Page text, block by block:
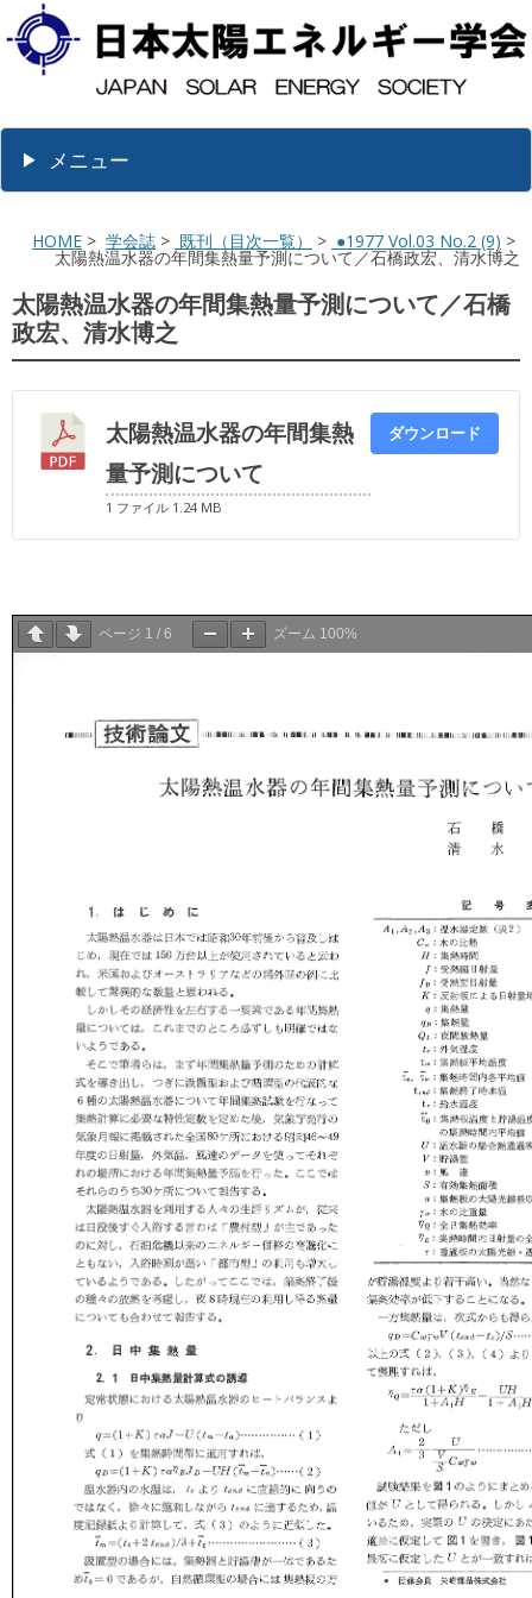
メニュー
HOME > 学会誌 > 既刊（目次一覧） > ●1977 Vol.03 No.2 (9) >
太陽熱温水器の年間集熱量予測について／石橋政宏、清水博之
太陽熱温水器の年間集熱量予測について／石橋
政宏、清水博之
太陽熱温水器の年間集熱
量予測について
1 ファイル 1.24 MB
ダウンロード
ページ 1 / 6 ズーム 100%